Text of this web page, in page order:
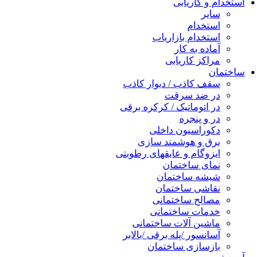
استخدام و کاریابی
سایر
استخدام
استخدام بازاریاب
آماده به کار
مراکز کاریابی
ساختمان
سقف کاذب / دیوار کاذب
در ضد سرقت
در اتوماتیک / کرکره برقی
در و پنجره
دکوراسیون داخلی
برق و هوشمند سازی
ایزوگام و عایقهای رطوبتی
نمای ساختمان
شیشه ساختمان
نقاشی ساختمان
مصالح ساختمانی
خدمات ساختمانی
ماشین آلات ساختمانی
آسانسور /پله برقی /بالابر
بازسازی ساختمان